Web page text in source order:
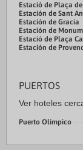
Estació de Plaça
Estación de Sant
Estación de Gracia
Estación de
Estació de Plaça
Estación de
PUERTOS
Ver hoteles
Puerto Olímpico